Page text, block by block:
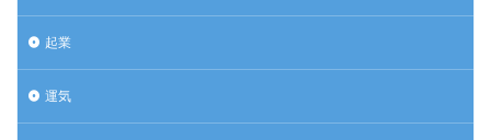
起業
運気